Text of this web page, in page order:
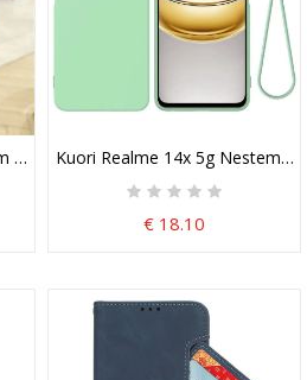
Kukkia Ja Strasseja Kaulanauhalla
Kuori Realme 14x 5g
€ 18.10